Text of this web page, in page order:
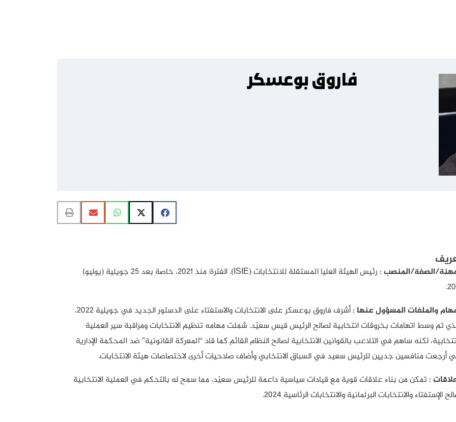
فاروق بوعسكر
الصفة/المنصب :
رئيس الهيئة العليا المستقلة للانتخابات (ISIE). الفترة: منذ 2021، خاصة بعد 25 جويلية (يوليو)
والملفات المسؤول عنها :
أشرف فاروق بوعسكر على الانتخابات والاستفتاء على الدستور الجديد في جويلية 2022،
تم وسط اتهامات بخروقات انتخابية لصالح الرئيس قيس سعيّد. شملت مهامه تنظيم الانتخابات ومراقبة سير العملية
لكنه ساهم في التلاعب بالقوانين الانتخابية لصالح النظام القائم كما قاد “المعركة القانونية” ضد المحكمة الإدارية
أرجعت منافسين جديين للرئيس سعيد في السباق الانتخابي وأضاف صلاحيات أخرى لاختصاصات هيئة الانتخابات.
:تمكن من بناء علاقات قوية مع قيادات سياسية داعمة للرئيس سعيّد، مما سمح له بالتحكم في العملية الانتخابية
الإستفتاء والانتخابات البرلمانية والانتخابات الرئاسية 2024.